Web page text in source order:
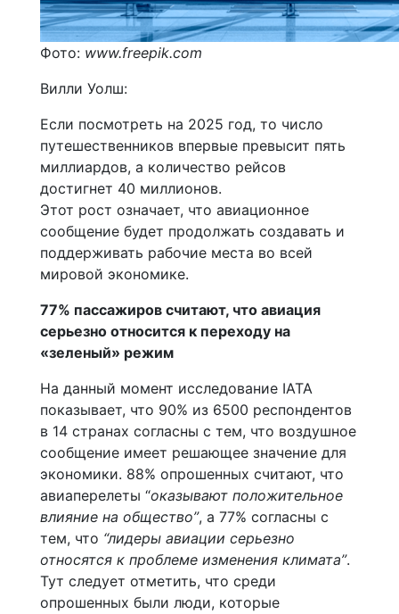
Фото: www.freepik.com
Вилли Уолш:
Если посмотреть на 2025 год, то число
путешественников впервые превысит пять
миллиардов, а количество рейсов
достигнет 40 миллионов.
Этот рост означает, что авиационное
сообщение будет продолжать создавать и
поддерживать рабочие места во всей
мировой экономике.
77% пассажиров считают, что авиация
серьезно относится к переходу на
«зеленый» режим
На данный момент исследование IATA
показывает, что 90% из 6500 респондентов
в 14 странах согласны с тем, что воздушное
сообщение имеет решающее значение для
экономики. 88% опрошенных считают, что
авиаперелеты “оказывают положительное
влияние на общество”, а 77% согласны с
тем, что “лидеры авиации серьезно
относятся к проблеме изменения климата”.
Тут следует отметить, что среди
опрошенных были люди, которые